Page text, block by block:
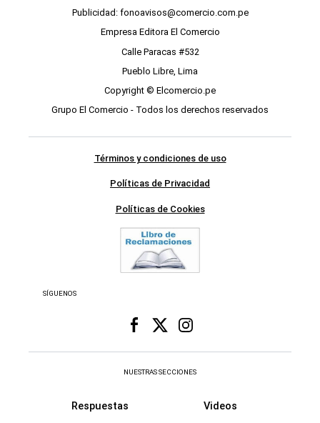
Publicidad: fonoavisos@comercio.com.pe
Empresa Editora El Comercio
Calle Paracas #532
Pueblo Libre, Lima
Copyright © Elcomercio.pe
Grupo El Comercio - Todos los derechos reservados
Términos y condiciones de uso
Políticas de Privacidad
Políticas de Cookies
SÍGUENOS
NUESTRAS SECCIONES
Respuestas Videos